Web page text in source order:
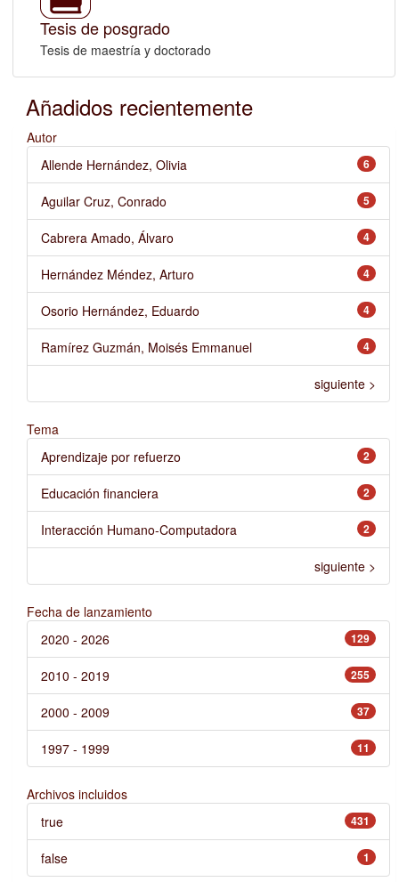
Tesis de posgrado
Tesis de maestría y doctorado
Añadidos recientemente
Autor
6
Allende Hernández, Olivia
5
Aguilar Cruz, Conrado
4
Cabrera Amado, Álvaro
4
Hernández Méndez, Arturo
4
Osorio Hernández, Eduardo
4
Ramírez Guzmán, Moisés Emmanuel
siguiente >
Tema
2
Aprendizaje por refuerzo
2
Educación financiera
2
Interacción Humano-Computadora
siguiente >
Fecha de lanzamiento
129
2020 - 2026
255
2010 - 2019
37
2000 - 2009
11
1997 - 1999
Archivos incluidos
431
true
1
false